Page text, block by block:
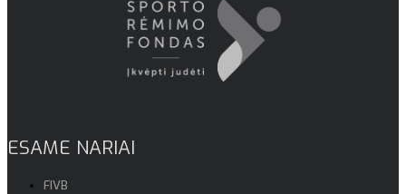
ESAME NARIAI
FIVB